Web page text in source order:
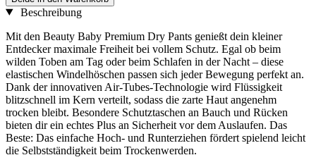
Beschreibung
Mit den Beauty Baby Premium Dry Pants genießt dein kleiner
Entdecker maximale Freiheit bei vollem Schutz. Egal ob beim
wilden Toben am Tag oder beim Schlafen in der Nacht – diese
elastischen Windelhöschen passen sich jeder Bewegung perfekt an.
Dank der innovativen Air-Tubes-Technologie wird Flüssigkeit
blitzschnell im Kern verteilt, sodass die zarte Haut angenehm
trocken bleibt. Besondere Schutztaschen an Bauch und Rücken
bieten dir ein echtes Plus an Sicherheit vor dem Auslaufen. Das
Beste: Das einfache Hoch- und Runterziehen fördert spielend leicht
die Selbstständigkeit beim Trockenwerden.